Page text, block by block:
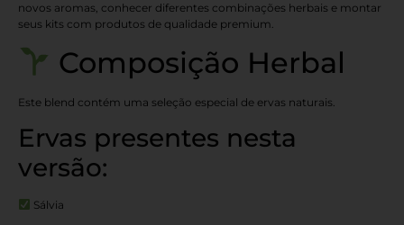
novos aromas, conhecer diferentes combinações herbais e montar
seus kits com produtos de qualidade premium.
Composição Herbal
Este blend contém uma seleção especial de ervas naturais.
Ervas presentes nesta
versão:
Sálvia